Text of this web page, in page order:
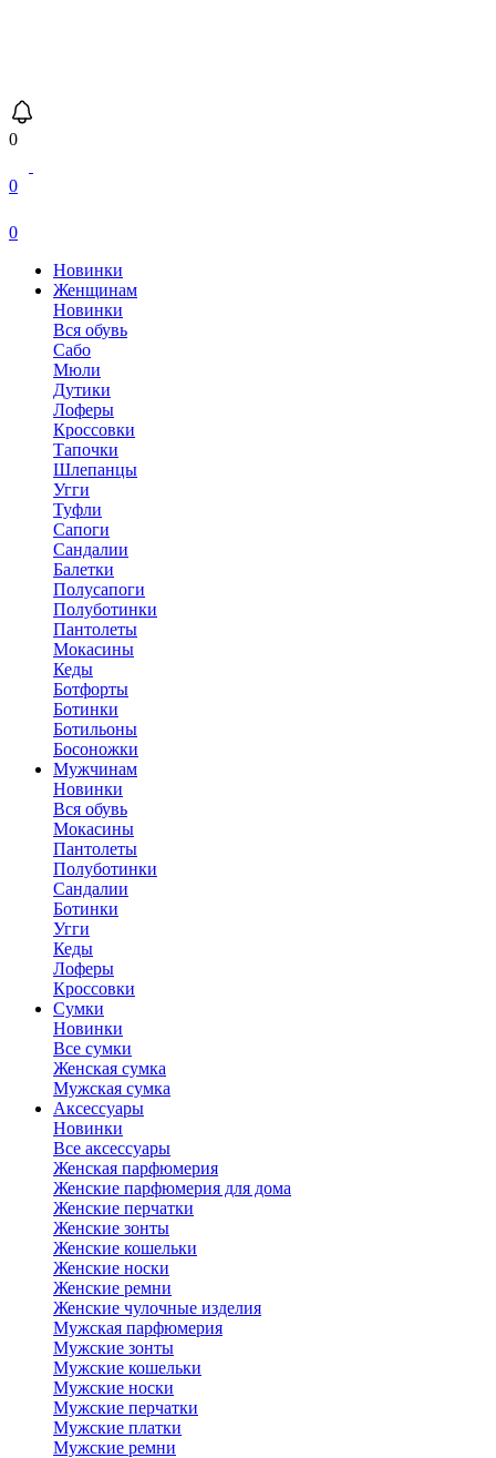
0
0
0
Новинки
Женщинам
Новинки
Вся обувь
Сабо
Мюли
Дутики
Лоферы
Кроссовки
Тапочки
Шлепанцы
Угги
Туфли
Сапоги
Сандалии
Балетки
Полусапоги
Полуботинки
Пантолеты
Мокасины
Кеды
Ботфорты
Ботинки
Ботильоны
Босоножки
Мужчинам
Новинки
Вся обувь
Мокасины
Пантолеты
Полуботинки
Сандалии
Ботинки
Угги
Кеды
Лоферы
Кроссовки
Сумки
Новинки
Все сумки
Женская сумка
Мужская сумка
Аксессуары
Новинки
Все аксессуары
Женская парфюмерия
Женские парфюмерия для дома
Женские перчатки
Женские зонты
Женские кошельки
Женские носки
Женские ремни
Женские чулочные изделия
Мужская парфюмерия
Мужские зонты
Мужские кошельки
Мужские носки
Мужские перчатки
Мужские платки
Мужские ремни